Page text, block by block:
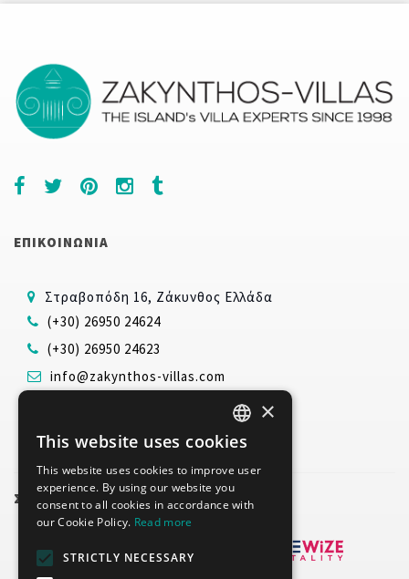
ΕΠΙΚΟΙΝΩΝΙΑ
Στραβοπόδη 16, Ζάκυνθος Ελλάδα
(+30) 26950 24624
(+30) 26950 24623
info@zakynthos-villas.com
ΣΥΝΕΡΓΑΤΕΣ
ENGLISH
GREEK
×
This website uses cookies
This website uses cookies to improve user
experience. By using our website you
consent to all cookies in accordance with
our Cookie Policy. Read more
STRICTLY NECESSARY